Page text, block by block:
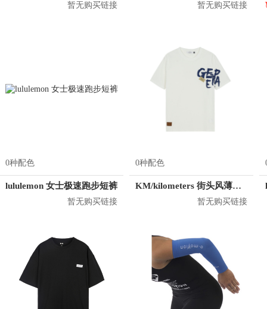
暂无购买链接 暂无购买链接
0种配色
lululemon 女士极速跑步短裤
暂无购买链接
0种配色
KM/kilometers 街头风薄款印花短袖T恤 男女同款 M2X2108248
暂无购买链接